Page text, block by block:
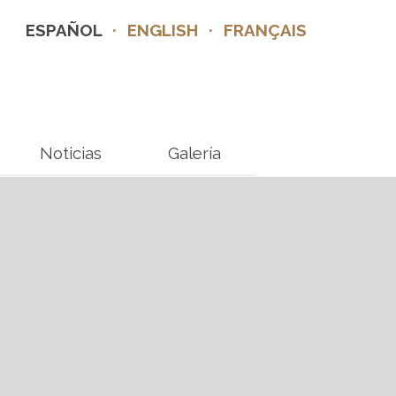
Noticias Galería
ESPAÑOL · ENGLISH · FRANÇAIS